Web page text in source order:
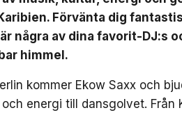
Förvänta dig
några av dina favorit-DJ:s
himmel.
kommer Ekow Saxx och
energi till dansgolvet. Från